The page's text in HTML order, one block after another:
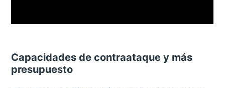
Capacidades de contraataque y más
presupuesto